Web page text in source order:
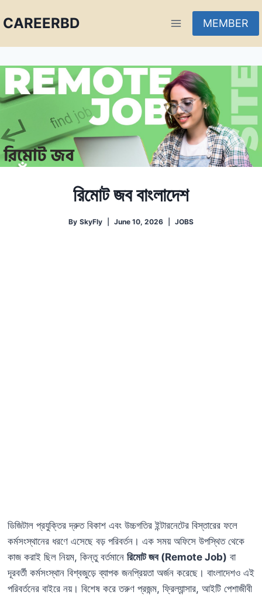
CAREERBD MEMBER
রিমোট জব বাংলাদেশ
By SkyFly June 10, 2026 JOBS
ডিজিটাল প্রযুক্তির দ্রুত বিকাশ এবং উচ্চগতির ইন্টারনেটের বিস্তারের ফলে
কর্মসংস্থানের ধরণে এসেছে বড় পরিবর্তন। এক সময় অফিসে উপস্থিত থেকে
কাজ করাই ছিল নিয়ম, কিন্তু বর্তমানে রিমোট জব (Remote Job) বা
দূরবর্তী কর্মসংস্থান বিশ্বজুড়ে ব্যাপক জনপ্রিয়তা অর্জন করেছে। বাংলাদেশও এই
পরিবর্তনের বাইরে নয়। বিশেষ করে তরুণ প্রজন্ম, ফ্রিল্যান্সার, আইটি পেশাজীবী
PORTAL
FORUM